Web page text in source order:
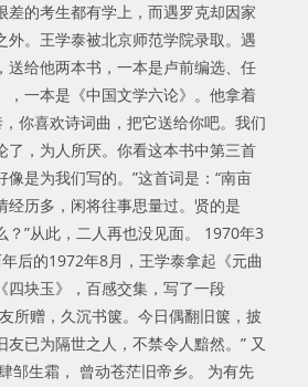
差的考生都有学上，而遇罗克却因家
外。王学泰被北京师范学院录取。遇
送给他两本书，一本是卢前编选、任
，一本是《中国文学六论》。他拿着
，你喜欢诗词曲，把它送给你吧。我们
了，为人所厌。你看这本书中第三首
像是为我们写的。”这首词是：“南亩
经历多，闲将往事思量过。贤的是
？”从此，二人再也没见面。 1970年3
后的1972年8月，王学泰拿起《元曲
四块玉》，百感交集，写了一段
所赠，久沉书箧。今日偶翻旧箧，披
友已为隔世之人，不禁令人黯然。” 又
邹生霜， 曾动苍茫旧帝乡。 为有先